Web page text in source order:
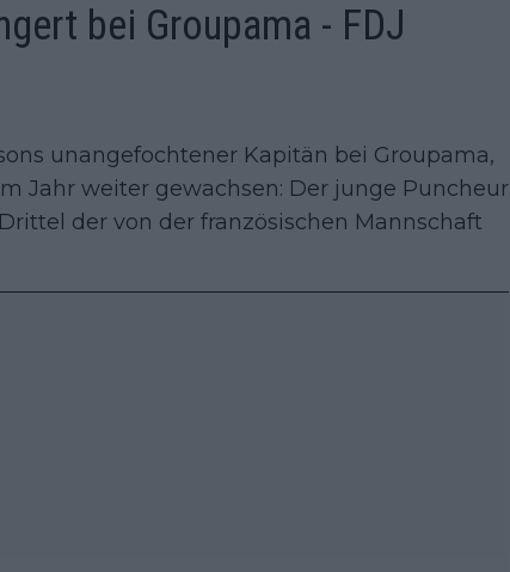
bei Groupama - FDJ
unangefochtener Kapitän bei Groupama,
Jahr weiter gewachsen: Der junge Puncheur
der von der französischen Mannschaft